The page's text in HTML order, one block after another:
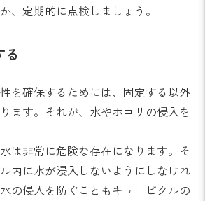
、定期的に点検しましょう。
る
を確保するためには、固定する以外
ます。それが、水やホコリの侵入を
は非常に危険な存在になります。そ
内に水が浸入しないようにしなけれ
の侵入を防ぐこともキュービクルの